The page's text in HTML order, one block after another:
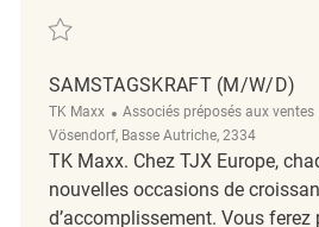
Sauvegarder Samstagskraft (m/w/d)
SAMSTAGSKRAFT (M/W/D)
TK Maxx Catégorie
Associés préposés aux ventes
Vösendorf, Basse Autriche, 2334
TK Maxx. Chez TJX Europe,
nouvelles occasions de
d’accomplissement. Vous ferez